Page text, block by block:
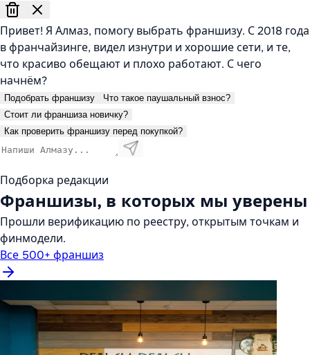
Привет! Я Алмаз, помогу выбрать франшизу. С 2018 года
в франчайзинге, видел изнутри и хорошие сети, и те,
что красиво обещают и плохо работают. С чего
начнём?
Подобрать франшизу
Что такое паушальный взнос?
Стоит ли франшиза новичку?
Как проверить франшизу перед покупкой?
Подборка редакции
Франшизы, в которых мы уверены
Прошли верификацию по реестру, открытым точкам и
финмодели.
Все 500+ франшиз